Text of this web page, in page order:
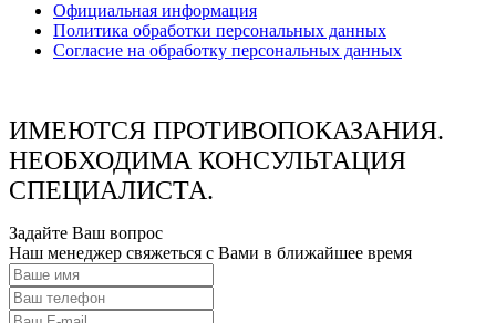
Официальная информация
Политика обработки персональных данных
Согласие на обработку персональных данных
ИМЕЮТСЯ ПРОТИВОПОКАЗАНИЯ.
НЕОБХОДИМА КОНСУЛЬТАЦИЯ
СПЕЦИАЛИСТА.
Задайте Ваш вопрос
Наш менеджер свяжеться с Вами в ближайшее время